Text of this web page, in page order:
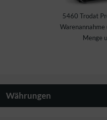
5460 Trodat
Menge
Währungen